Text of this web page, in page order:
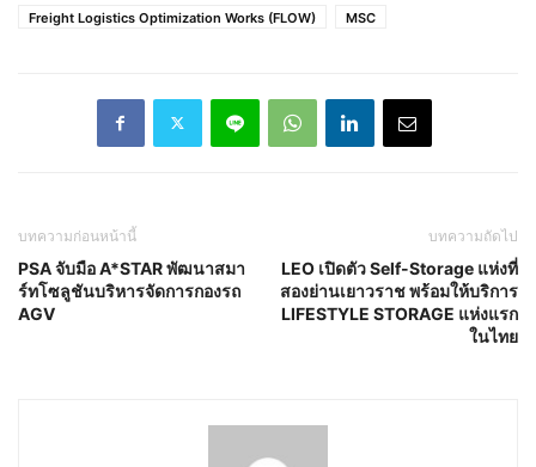
Freight Logistics Optimization Works (FLOW)
MSC
บทความก่อนหน้านี้
PSA จับมือ A*STAR พัฒนาสมา
ร์ทโซลูชันบริหารจัดการกองรถ
AGV
บทความถัดไป
LEO เปิดตัว Self-Storage แห่งที่
สองย่านเยาวราช พร้อมให้บริการ
LIFESTYLE STORAGE แห่งแรก
ในไทย